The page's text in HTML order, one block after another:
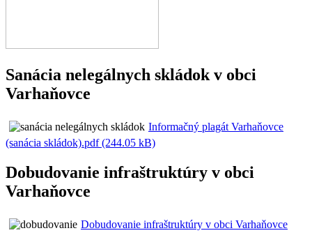
Sanácia nelegálnych skládok v obci
Varhaňovce
Informačný plagát Varhaňovce
(sanácia skládok).pdf (244.05 kB)
Dobudovanie infraštruktúry v obci
Varhaňovce
Dobudovanie infraštruktúry v obci Varhaňovce